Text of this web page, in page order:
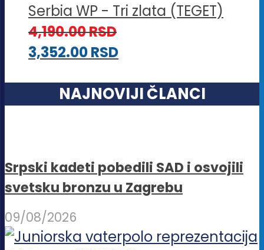
Serbia WP - Tri zlata (TEGET)
4,190.00RSD
3,352.00RSD
NAJNOVIJI ČLANCI
Srpski kadeti pobedili SAD i osvojili
svetsku bronzu u Zagrebu
09/08/2026